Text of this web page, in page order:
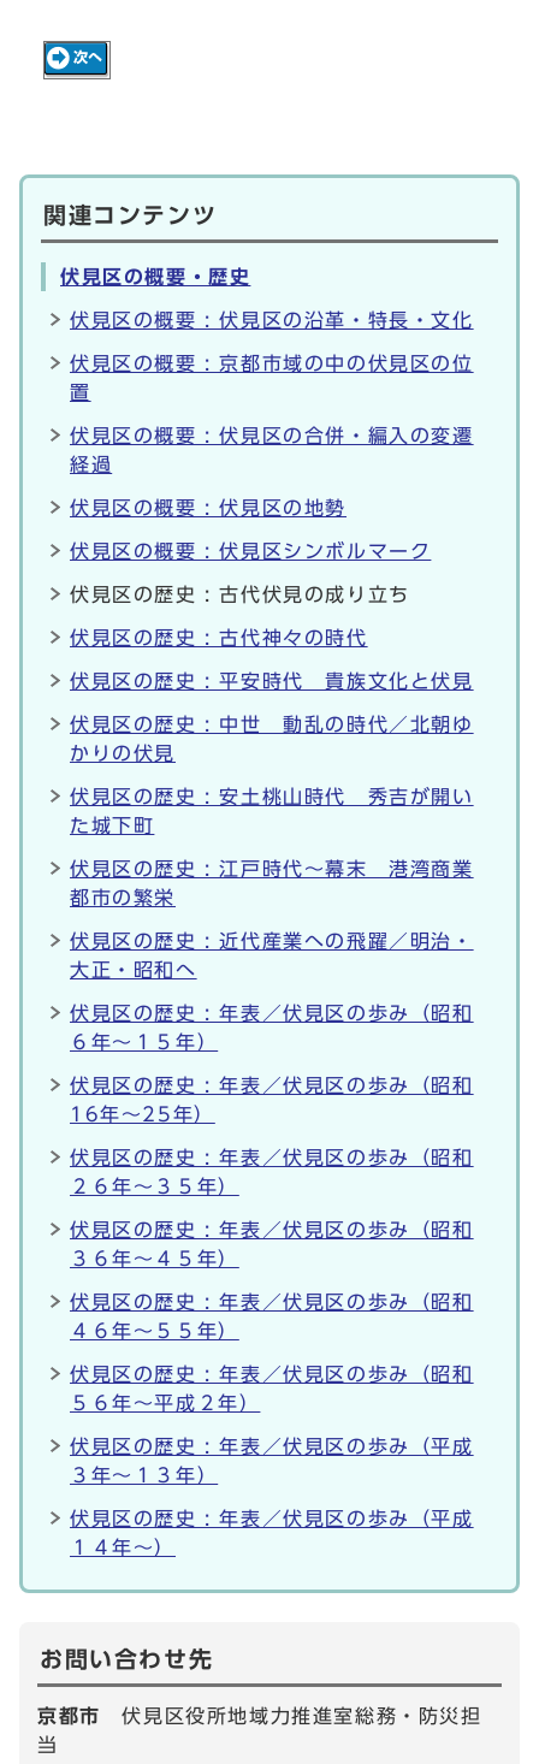
関連コンテンツ
伏見区の概要・歴史
伏見区の概要 : 伏見区の沿革・特長・文化
伏見区の概要 : 京都市域の中の伏見区の位
置
伏見区の概要 : 伏見区の合併・編入の変遷
経過
伏見区の概要 : 伏見区の地勢
伏見区の概要 : 伏見区シンボルマーク
伏見区の歴史 : 古代伏見の成り立ち
伏見区の歴史 : 古代神々の時代
伏見区の歴史 : 平安時代 貴族文化と伏見
伏見区の歴史 : 中世 動乱の時代／北朝ゆ
かりの伏見
伏見区の歴史 : 安土桃山時代 秀吉が開い
た城下町
伏見区の歴史 : 江戸時代～幕末 港湾商業
都市の繁栄
伏見区の歴史 : 近代産業への飛躍／明治・
大正・昭和へ
伏見区の歴史 : 年表／伏見区の歩み（昭和
６年～１５年）
伏見区の歴史 : 年表／伏見区の歩み（昭和
16年～25年）
伏見区の歴史 : 年表／伏見区の歩み（昭和
２６年～３５年）
伏見区の歴史 : 年表／伏見区の歩み（昭和
３６年～４５年）
伏見区の歴史 : 年表／伏見区の歩み（昭和
４６年～５５年）
伏見区の歴史 : 年表／伏見区の歩み（昭和
５６年～平成２年）
伏見区の歴史 : 年表／伏見区の歩み（平成
３年～１３年）
伏見区の歴史 : 年表／伏見区の歩み（平成
１４年～）
お問い合わせ先
京都市伏見区役所地域力推進室総務・防災担
当